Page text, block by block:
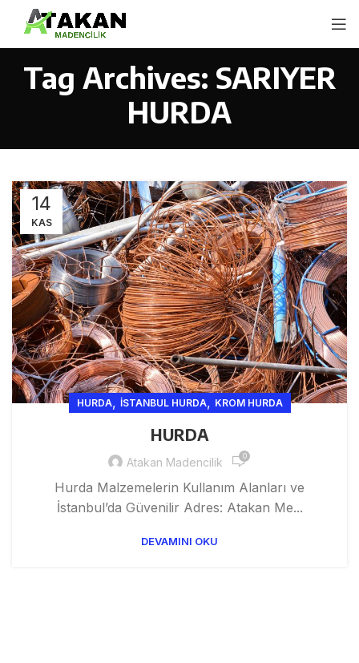
Tag Archives: SARIYER
HURDA
14
KAS
HURDA, ISTANBUL HURDA, KROM HURDA
HURDA
Atakan Madencilik 0
Hurda Malzemelerin Kullanım Alanları ve
İstanbul’da Güvenilir Adres: Atakan Me...
DEVAMINI OKU